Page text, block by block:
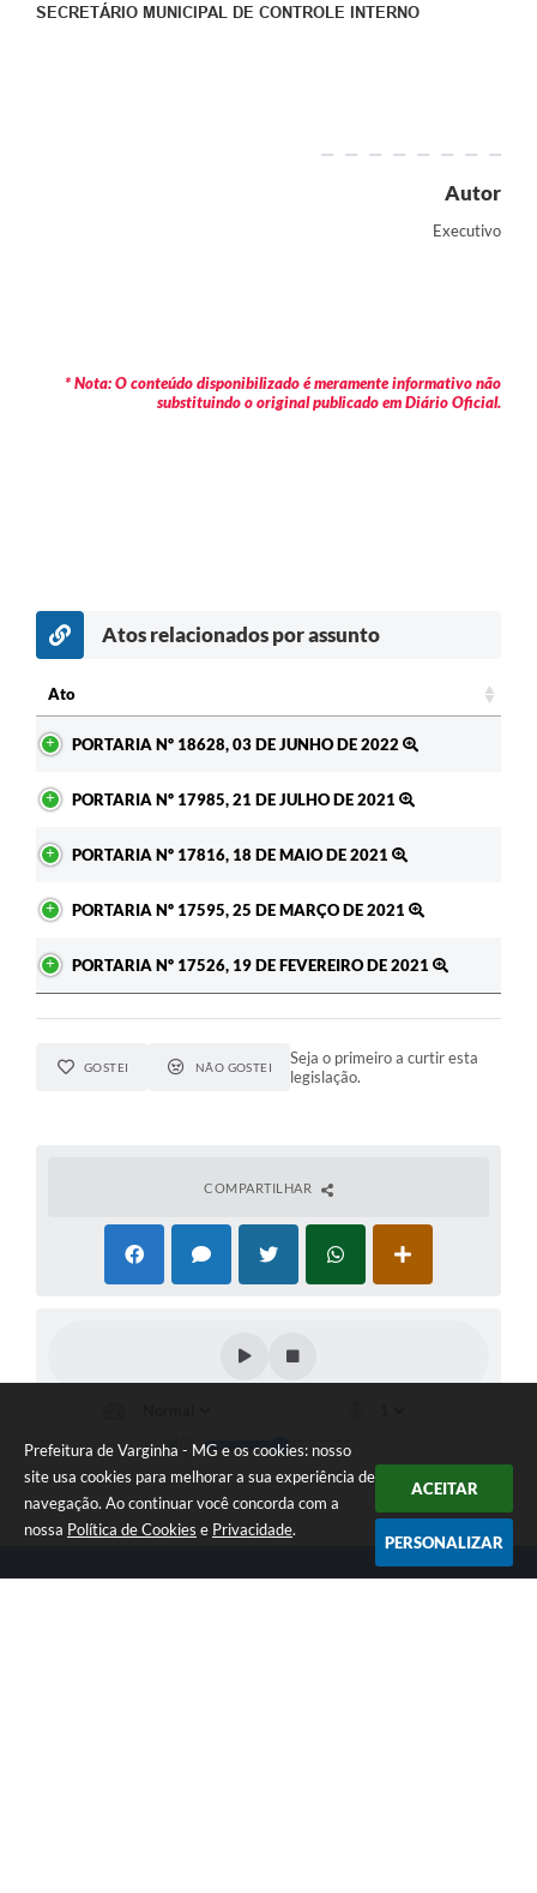
Prefeitura de Varginha - MG e os cookies: nosso
site usa cookies para melhorar a sua experiência de
navegação. Ao continuar você concorda com a
nossa Política de Cookies e Privacidade.
ACEITAR
PERSONALIZAR
SECRETÁRIO MUNICIPAL DE CONTROLE INTERNO
Autor
Executivo
* Nota: O conteúdo disponibilizado é meramente informativo não
substituindo o original publicado em Diário Oficial.
Atos relacionados por assunto
Ato
PORTARIA Nº 18628, 03 DE JUNHO DE 2022
PORTARIA Nº 17985, 21 DE JULHO DE 2021
PORTARIA Nº 17816, 18 DE MAIO DE 2021
PORTARIA Nº 17595, 25 DE MARÇO DE 2021
PORTARIA Nº 17526, 19 DE FEVEREIRO DE 2021
GOSTEI NÃO GOSTEI
Seja o primeiro a curtir esta
legislação.
COMPARTILHAR